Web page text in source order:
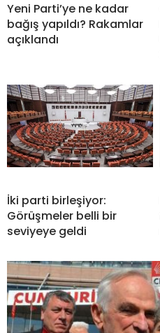
Yeni Parti’ye ne kadar
bağış yapıldı? Rakamlar
açıklandı
İki parti birleşiyor:
Görüşmeler belli bir
seviyeye geldi